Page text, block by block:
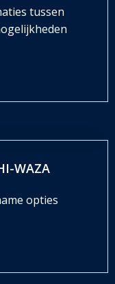
tussen
WAZA
opties